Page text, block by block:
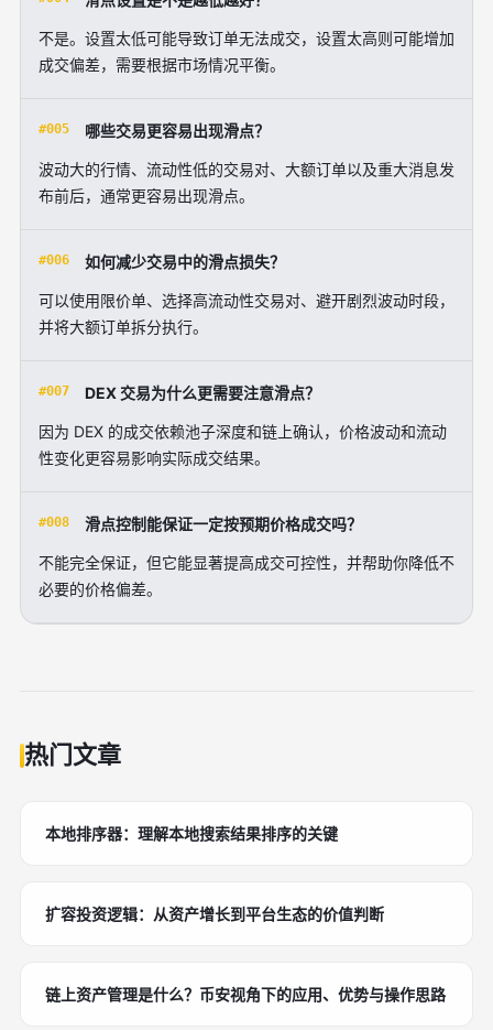
不是。设置太低可能导致订单无法成交，设置太高则可能增加
成交偏差，需要根据市场情况平衡。
#005 哪些交易更容易出现滑点？
波动大的行情、流动性低的交易对、大额订单以及重大消息发
布前后，通常更容易出现滑点。
#006 如何减少交易中的滑点损失？
可以使用限价单、选择高流动性交易对、避开剧烈波动时段，
并将大额订单拆分执行。
#007 DEX 交易为什么更需要注意滑点？
因为 DEX 的成交依赖池子深度和链上确认，价格波动和流动
性变化更容易影响实际成交结果。
#008 滑点控制能保证一定按预期价格成交吗？
不能完全保证，但它能显著提高成交可控性，并帮助你降低不
必要的价格偏差。
热门文章
本地排序器：理解本地搜索结果排序的关键
扩容投资逻辑：从资产增长到平台生态的价值判断
链上资产管理是什么？币安视角下的应用、优势与操作思路